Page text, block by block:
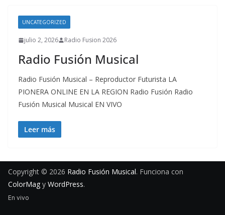
UNCATEGORIZED
julio 2, 2026 Radio Fusion 2026
Radio Fusión Musical
Radio Fusión Musical – Reproductor Futurista LA
PIONERA ONLINE EN LA REGION Radio Fusión Radio
Fusión Musical Musical EN VIVO
Leer más
Copyright © 2026 Radio Fusión Musical. Funciona con
ColorMag y WordPress.
En vivo